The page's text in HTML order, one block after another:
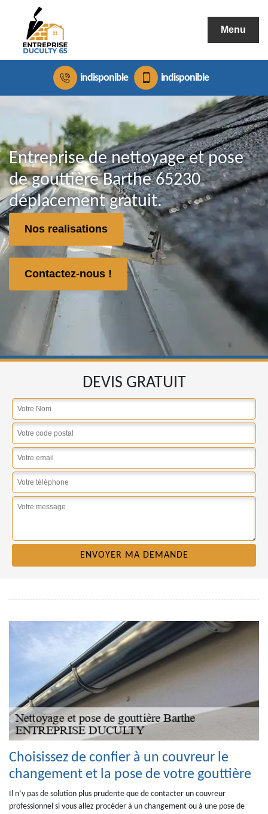
Menu
indisponible indisponible
Entreprise de nettoyage et pose
de gouttière Barthe 65230
déplacement gratuit.
Nos realisations
Contactez-nous !
DEVIS GRATUIT
Choisissez de confier à un couvreur le
changement et la pose de votre gouttière
Il n’y pas de solution plus prudente que de contacter un couvreur
professionnel si vous allez procéder à un changement ou à une pose de